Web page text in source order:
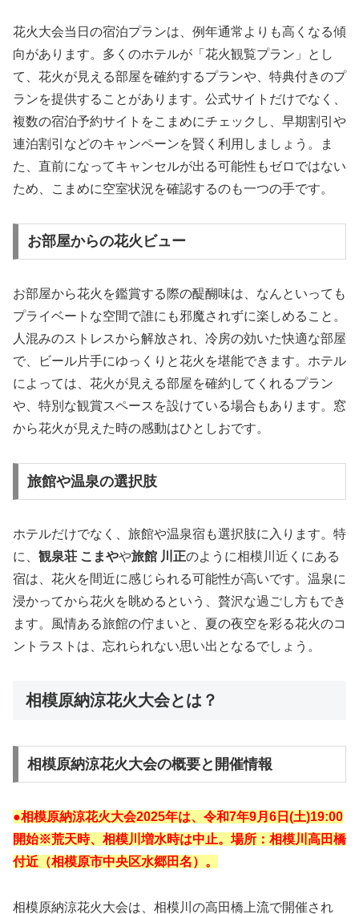
花火大会当日の宿泊プランは、例年通常よりも高くなる傾
向があります。多くのホテルが「花火観覧プラン」とし
て、花火が見える部屋を確約するプランや、特典付きのプ
ランを提供することがあります。公式サイトだけでなく、
複数の宿泊予約サイトをこまめにチェックし、早期割引や
連泊割引などのキャンペーンを賢く利用しましょう。ま
た、直前になってキャンセルが出る可能性もゼロではない
ため、こまめに空室状況を確認するのも一つの手です。
お部屋からの花火ビュー
お部屋から花火を鑑賞する際の醍醐味は、なんといっても
プライベートな空間で誰にも邪魔されずに楽しめること。
人混みのストレスから解放され、冷房の効いた快適な部屋
で、ビール片手にゆっくりと花火を堪能できます。ホテル
によっては、花火が見える部屋を確約してくれるプラン
や、特別な観賞スペースを設けている場合もあります。窓
から花火が見えた時の感動はひとしおです。
旅館や温泉の選択肢
ホテルだけでなく、旅館や温泉宿も選択肢に入ります。特
に、 観泉荘 こまやや旅館 川正のように相模川近くにある
宿は、花火を間近に感じられる可能性が高いです。温泉に
浸かってから花火を眺めるという、贅沢な過ごし方もでき
ます。風情ある旅館の佇まいと、夏の夜空を彩る花火のコ
ントラストは、忘れられない思い出となるでしょう。
相模原納涼花火大会とは？
相模原納涼花火大会の概要と開催情報
●相模原納涼花火大会2025年は、令和7年9月6日(土)19:00
開始※荒天時、相模川増水時は中止。場所：相模川高田橋
付近（相模原市中央区水郷田名）。
相模原納涼花火大会は、相模川の高田橋上流で開催され